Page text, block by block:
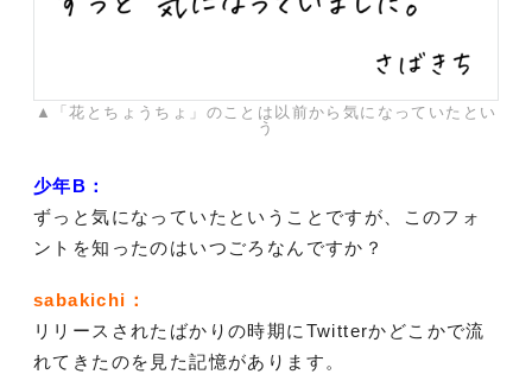
▲「花とちょうちょ」のことは以前から気になっていたとい
う
少年B：
ずっと気になっていたということですが、このフォ
ントを知ったのはいつごろなんですか？
sabakichi：
リリースされたばかりの時期にTwitterかどこかで流
れてきたのを見た記憶があります。